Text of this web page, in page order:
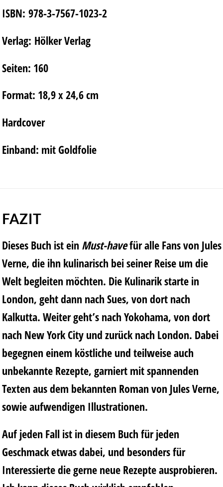
ISBN: 978-3-7567-1023-2
Verlag: Hölker Verlag
Seiten: 160
Format: 18,9 x 24,6 cm
Hardcover
Einband: mit Goldfolie
FAZIT
Dieses Buch ist ein Must-havefür alle Fans von Jules
Verne, die ihn kulinarisch bei seiner Reise um die
Welt begleiten möchten. Die Kulinarik starte in
London, geht dann nach Sues, von dort nach
Kalkutta. Weiter geht’s nach Yokohama, von dort
nach New York City und zurück nach London. Dabei
begegnen einem köstliche und teilweise auch
unbekannte Rezepte, garniert mit spannenden
Texten aus dem bekannten Roman von Jules Verne,
sowie aufwendigen Illustrationen.
Auf jeden Fall ist in diesem Buch für jeden
Geschmack etwas dabei, und besonders für
Interessierte die gerne neue Rezepte ausprobieren.